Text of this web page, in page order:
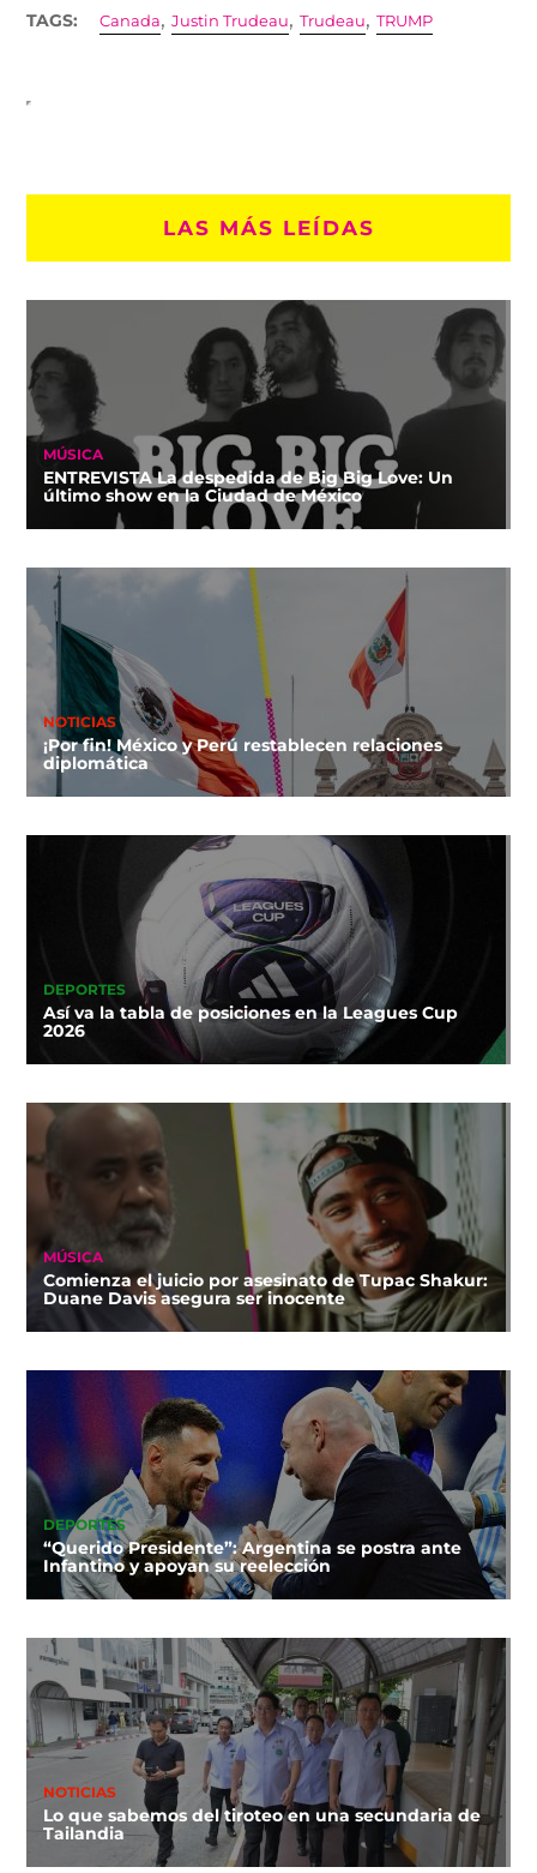
TAGS: Canada,Justin Trudeau,Trudeau,TRUMP
LAS MÁS LEÍDAS
MÚSICA
ENTREVISTA La despedida de Big Big Love: Un
último show en la Ciudad de México
NOTICIAS
¡Por fin! México y Perú restablecen relaciones
diplomática
DEPORTES
Así va la tabla de posiciones en la Leagues Cup
2026
MÚSICA
Comienza el juicio por asesinato de Tupac Shakur:
Duane Davis asegura ser inocente
DEPORTES
“Querido Presidente”: Argentina se postra ante
Infantino y apoyan su reelección
NOTICIAS
Lo que sabemos del tiroteo en una secundaria de
Tailandia